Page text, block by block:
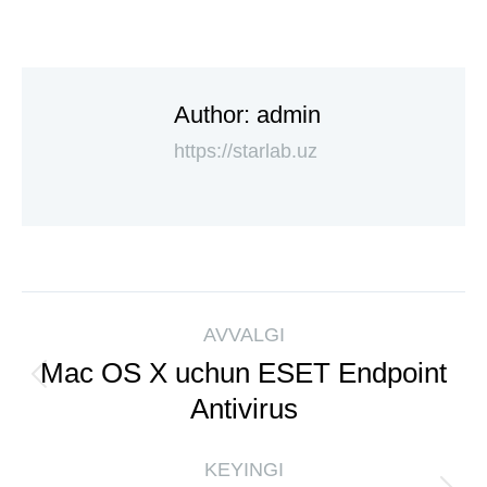
Author: admin
https://starlab.uz
AVVALGI
Mac OS X uchun ESET Endpoint
Antivirus
KEYINGI